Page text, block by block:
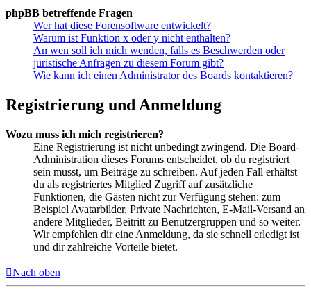
phpBB betreffende Fragen
Wer hat diese Forensoftware entwickelt?
Warum ist Funktion x oder y nicht enthalten?
An wen soll ich mich wenden, falls es Beschwerden oder
juristische Anfragen zu diesem Forum gibt?
Wie kann ich einen Administrator des Boards kontaktieren?
Registrierung und Anmeldung
Wozu muss ich mich registrieren?
Eine Registrierung ist nicht unbedingt zwingend. Die Board-
Administration dieses Forums entscheidet, ob du registriert
sein musst, um Beiträge zu schreiben. Auf jeden Fall erhältst
du als registriertes Mitglied Zugriff auf zusätzliche
Funktionen, die Gästen nicht zur Verfügung stehen: zum
Beispiel Avatarbilder, Private Nachrichten, E-Mail-Versand an
andere Mitglieder, Beitritt zu Benutzergruppen und so weiter.
Wir empfehlen dir eine Anmeldung, da sie schnell erledigt ist
und dir zahlreiche Vorteile bietet.
Nach oben